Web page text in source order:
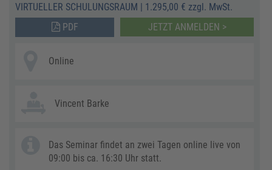
VIRTUELLER SCHULUNGSRAUM | 1.295,00 € zzgl. MwSt.
PDF
JETZT ANMELDEN >
Online
Vincent Barke
Das Seminar findet an zwei Tagen online live von
09:00 bis ca. 16:30 Uhr statt.